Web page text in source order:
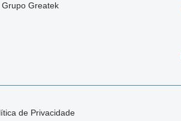
Grupo Greatek
de Privacidade